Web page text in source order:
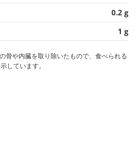
0.2 g
1 g
骨や内臓を取り除いたもので、食べられる
しています。